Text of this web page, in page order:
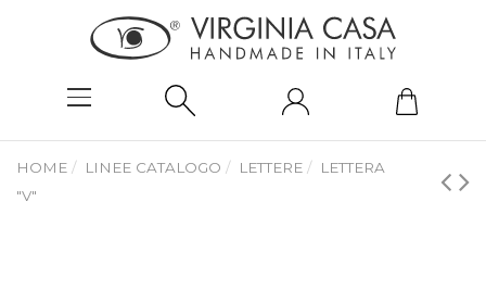
HOME LINEE CATALOGO LETTERE
LETTERA
"V"